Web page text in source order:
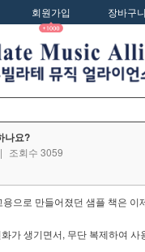
회원가입 장바구니
나요?
| 조회수 3059
으로 만들어졌던 샘플 책은 이
가 생기면서, 무단 복제하여 사